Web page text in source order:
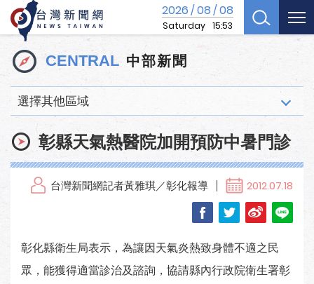
2026/08/08
Saturday 15:53
CENTRAL 中部新聞
選擇其他區域
彰縣天氣熱醫院加開預防中暑門診
台灣新聞網記者黃雅琪／彰化報導 2012.07.18
彰化縣衛生局表示，為讓因天氣炎熱致身體不適之民
眾，能獲得適當診治及諮詢，協請縣內行政院衛生署彰